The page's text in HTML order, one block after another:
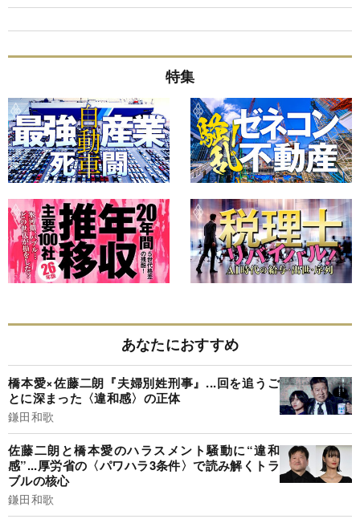
特集
あなたにおすすめ
橋本愛×佐藤二朗『夫婦別姓刑事』...回を追うご
とに深まった〈違和感〉の正体
鎌田和歌
佐藤二朗と橋本愛のハラスメント騒動に“違和
感”...厚労省の〈パワハラ3条件〉で読み解くトラ
ブルの核心
鎌田和歌